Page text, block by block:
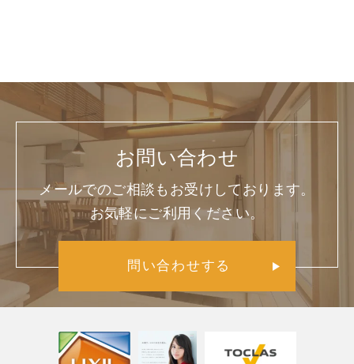
お問い合わせ
メールでのご相談もお受けしております。
お気軽にご利用ください。
問い合わせする